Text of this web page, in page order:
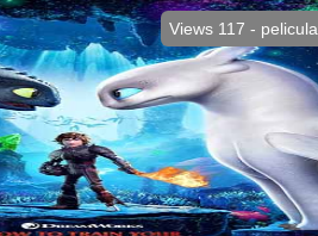
Views 117 - pelicula